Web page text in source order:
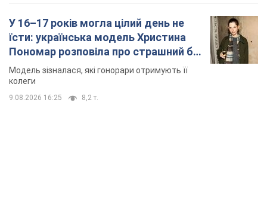
У 16–17 років могла цілий день не
їсти: українська модель Христина
Пономар розповіла про страшний бік
модельної кар’єри
Модель зізналася, які гонорари отримують її
колеги
9.08.2026 16:25 8,2 т.